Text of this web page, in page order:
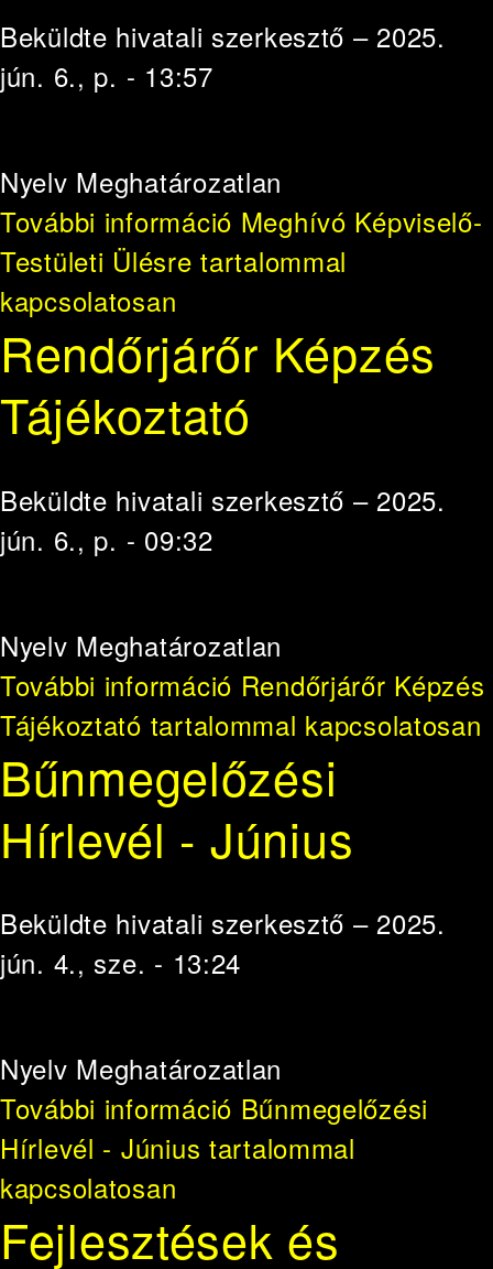
Beküldte hivatali szerkesztő – 2025.
jún. 6., p. - 13:57
Nyelv Meghatározatlan
További információ Meghívó Képviselő-
Testületi Ülésre tartalommal
kapcsolatosan
Rendőrjárőr Képzés
Tájékoztató
Beküldte hivatali szerkesztő – 2025.
jún. 6., p. - 09:32
Nyelv Meghatározatlan
További információ Rendőrjárőr Képzés
Tájékoztató tartalommal kapcsolatosan
Bűnmegelőzési
Hírlevél - Június
Beküldte hivatali szerkesztő – 2025.
jún. 4., sze. - 13:24
Nyelv Meghatározatlan
További információ Bűnmegelőzési
Hírlevél - Június tartalommal
kapcsolatosan
Fejlesztések és